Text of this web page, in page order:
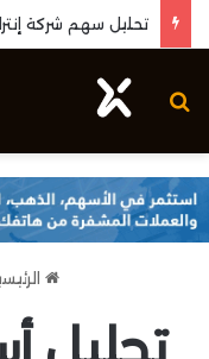
بحث عن